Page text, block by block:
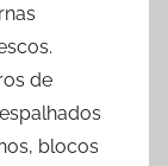
de
blocos